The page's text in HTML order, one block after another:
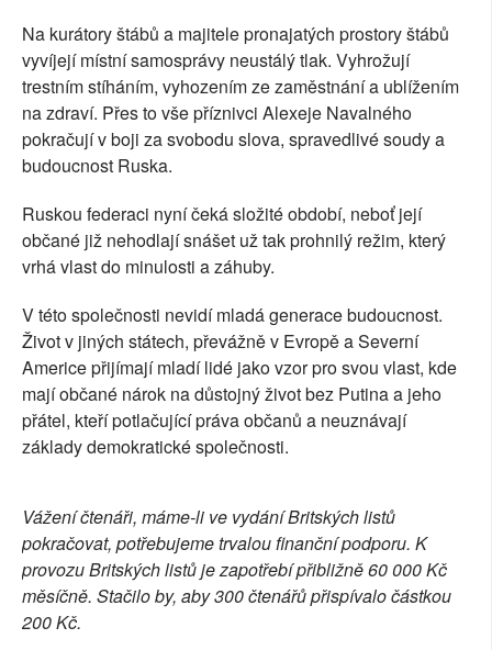
Na kurátory štábů a majitele pronajatých prostory štábů
vyvíjejí místní samosprávy neustálý tlak. Vyhrožují
trestním stíháním, vyhozením ze zaměstnání a ublížením
na zdraví. Přes to vše příznivci Alexeje Navalného
pokračují v boji za svobodu slova, spravedlivé soudy a
budoucnost Ruska.
Ruskou federaci nyní čeká složité období, neboť její
občané již nehodlají snášet už tak prohnilý režim, který
vrhá vlast do minulosti a záhuby.
V této společnosti nevidí mladá generace budoucnost.
Život v jiných státech, převážně v Evropě a Severní
Americe přijímají mladí lidé jako vzor pro svou vlast, kde
mají občané nárok na důstojný život bez Putina a jeho
přátel, kteří potlačující práva občanů a neuznávají
základy demokratické společnosti.
Vážení čtenáři, máme-li ve vydání Britských listů
pokračovat, potřebujeme trvalou finanční podporu. K
provozu Britských listů je zapotřebí přibližně 60 000 Kč
měsíčně. Stačilo by, aby 300 čtenářů přispívalo částkou
200 Kč.